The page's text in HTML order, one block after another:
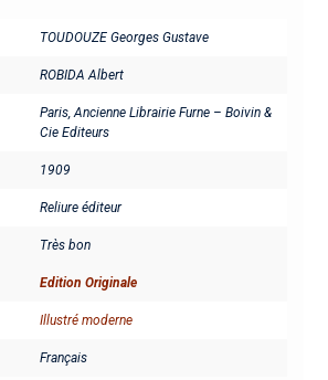
TOUDOUZE Georges Gustave
ROBIDA Albert
Paris, Ancienne Librairie Furne – Boivin &
Cie Editeurs
1909
Reliure éditeur
Très bon
Edition Originale
Illustré moderne
Français